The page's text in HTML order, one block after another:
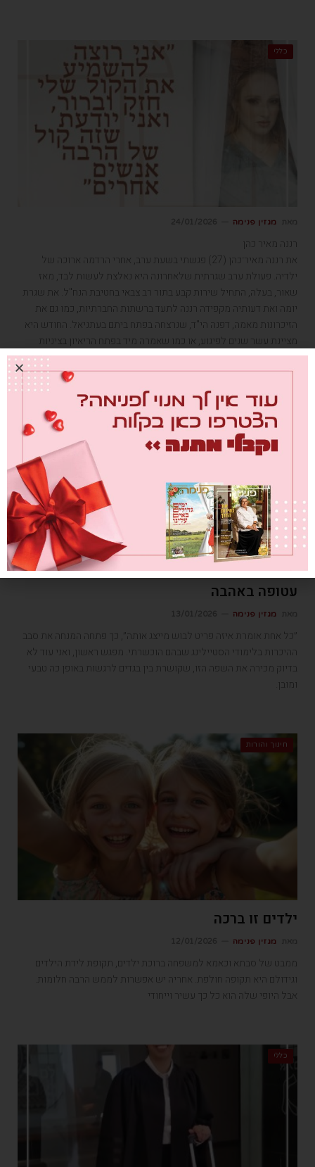
כללי
מגזין פנימה
רננה מאיר כהן
את רננה מאיר־כהן (27) פגשתי בשעת ערב, אחרי הרדמה ארוכה של
ילדיה. פעולת ערב שגרתית שלאחרונה היא נאלצת לעשות לבד, מאז
שאור, בעלה, התחיל שירות קבע בתור רב צבאי בחטיבת הנח"ל. את שגרת
יומה ואת דעותיה מקפידה רננה לתעד ברשתות החברתיות, כמו גם את
הזיכרונות מאמה, דפנה הי"ד, שנרצחה בפתח ביתם בעתניאל. החודש היא
מציינת עשר שנים לפיגוע, או כמו שאמרה מיד בפתח הריאיון בציניות
האופיינית לה: "השנה מתקיימות חגיגות העשור".
כללי
עטופה באהבה
מגזין פנימה
״כל אחת אומרת איזה פריט לבוש מייצג אותה״, כך פתחה המנחה את סבב
ההיכרות בלימודי הסטיילינג שבהם הוכשרתי. מפגש ראשון, ואני עוד לא
בדיוק מכירה את השפה הזו, שקושרת בין בגדים לרגשות באופן כה טבעי
ומובן.
חינוך והורות
ילדים זו ברכה
מגזין פנימה
ממבט של סבתא וכאמא למשפחה ברוכת ילדים, תקופת לידת הילדים
וגידולם היא תקופה חולפת. אחריה יש אפשרות לממש הרבה חלומות.
אבל היופי שלה הוא כל כך עשיר וייחודי
כללי